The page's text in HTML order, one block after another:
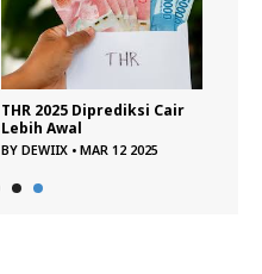
THR 2025 Diprediksi Cair
Lebih Awal
BY DEWIIX • MAR 12 2025